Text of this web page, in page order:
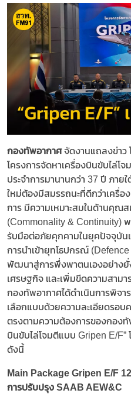
กองทัพอากาศจัดงานแถลงข่าว
โครงการจัดหาเครื่องบินขับไล่โ
ประจำการมานานกว่า 37 ปี ภาย
ใหม่ต้องมีสมรรถนะที่ดีกว่าเครื่อ
การ มีความเหมาะสมในด้านคุณ
(Commonality & Continuity)
รับมือต่อภัยคุกคามในยุคปัจจุบัน
การนำเข้ายุทโธปกรณ์
พัฒนาสู่การพึ่งพาตนเองอย่างยั่
เศรษฐกิจ และเพิ่มขีดความสามา
กองทัพอากาศได้ดำเนินการพิจ
เลือกแบบด้วยความละเอียดรอบ
ตรงตามความต้องการของกองทั
บินขับไล่โจมตีแบบ Gripen E/
ดังนี้
Main Package Gripen E/F
การปรับปรุง SAAB AEW&C